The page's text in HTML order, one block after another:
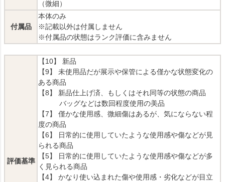
（微細）
付属品
本体のみ
※記載以外は付属しません
※付属品の状態はランク評価に含みません
評価基準
【10】 新品
【9】 未使用品だが展示や保管による僅かな状態変化の
ある商品
【8】 新品仕上げ済、もしくはそれ同等の状態の商品
バッグなどは数回程度使用の美品
【7】 僅かな使用感、微細傷はあるが、気にならない程
度の商品
【6】 日常的に使用していたような使用感や傷などが見
られる商品
【5】 日常的に使用していたような使用感や傷などが多
く見られる商品
【4】 かなり使い込まれた傷や使用感・劣化などが目立